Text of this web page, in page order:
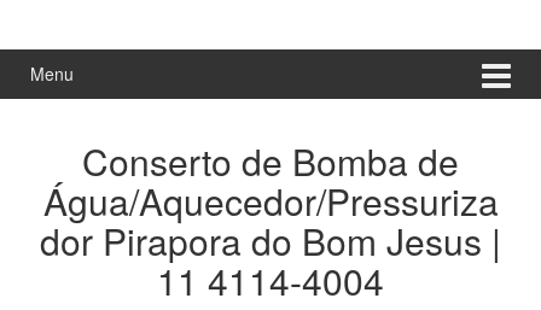
Menu
Conserto de Bomba de
Água/Aquecedor/Pressuriza
dor Pirapora do Bom Jesus |
11 4114-4004